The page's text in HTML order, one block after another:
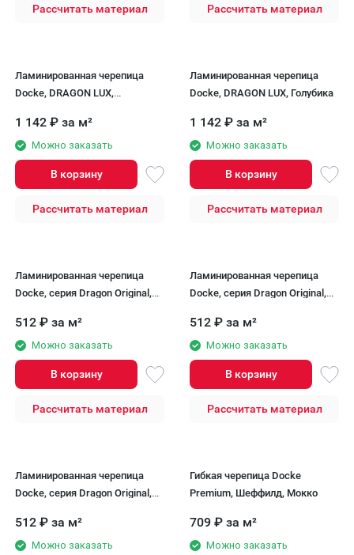
Рассчитать материал Рассчитать материал
Ламинированная черепица
Docke, DRAGON LUX,
1 142 ₽ за м²
Можно заказать
В корзину
Рассчитать материал
Ламинированная черепица
Docke, DRAGON LUX, Голубика
1 142 ₽ за м²
Можно заказать
В корзину
Рассчитать материал
Ламинированная черепица
Docke, серия Dragon Original,
512 ₽ за м²
Можно заказать
В корзину
Рассчитать материал
Ламинированная черепица
Docke, серия Dragon Original,
512 ₽ за м²
Можно заказать
В корзину
Рассчитать материал
Ламинированная черепица
Docke, серия Dragon Original,
512 ₽ за м²
Можно заказать
Гибкая черепица Docke
Premium, Шеффилд, Мокко
709 ₽ за м²
Можно заказать